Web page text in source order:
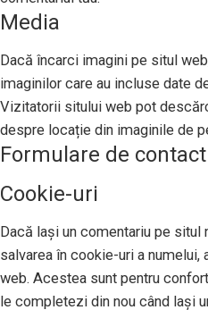
Media
Dacă încarci imagini pe situl
imaginilor care au incluse date
Vizitatorii sitului web pot
despre locație din imaginile de
Formulare de contact
Cookie-uri
Dacă lași un comentariu pe situl
salvarea în cookie-uri a
web. Acestea sunt pentru
le completezi din nou când lași